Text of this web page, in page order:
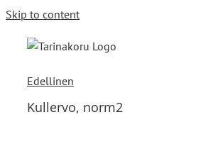
Skip to content
Edellinen
Kullervo, norm2